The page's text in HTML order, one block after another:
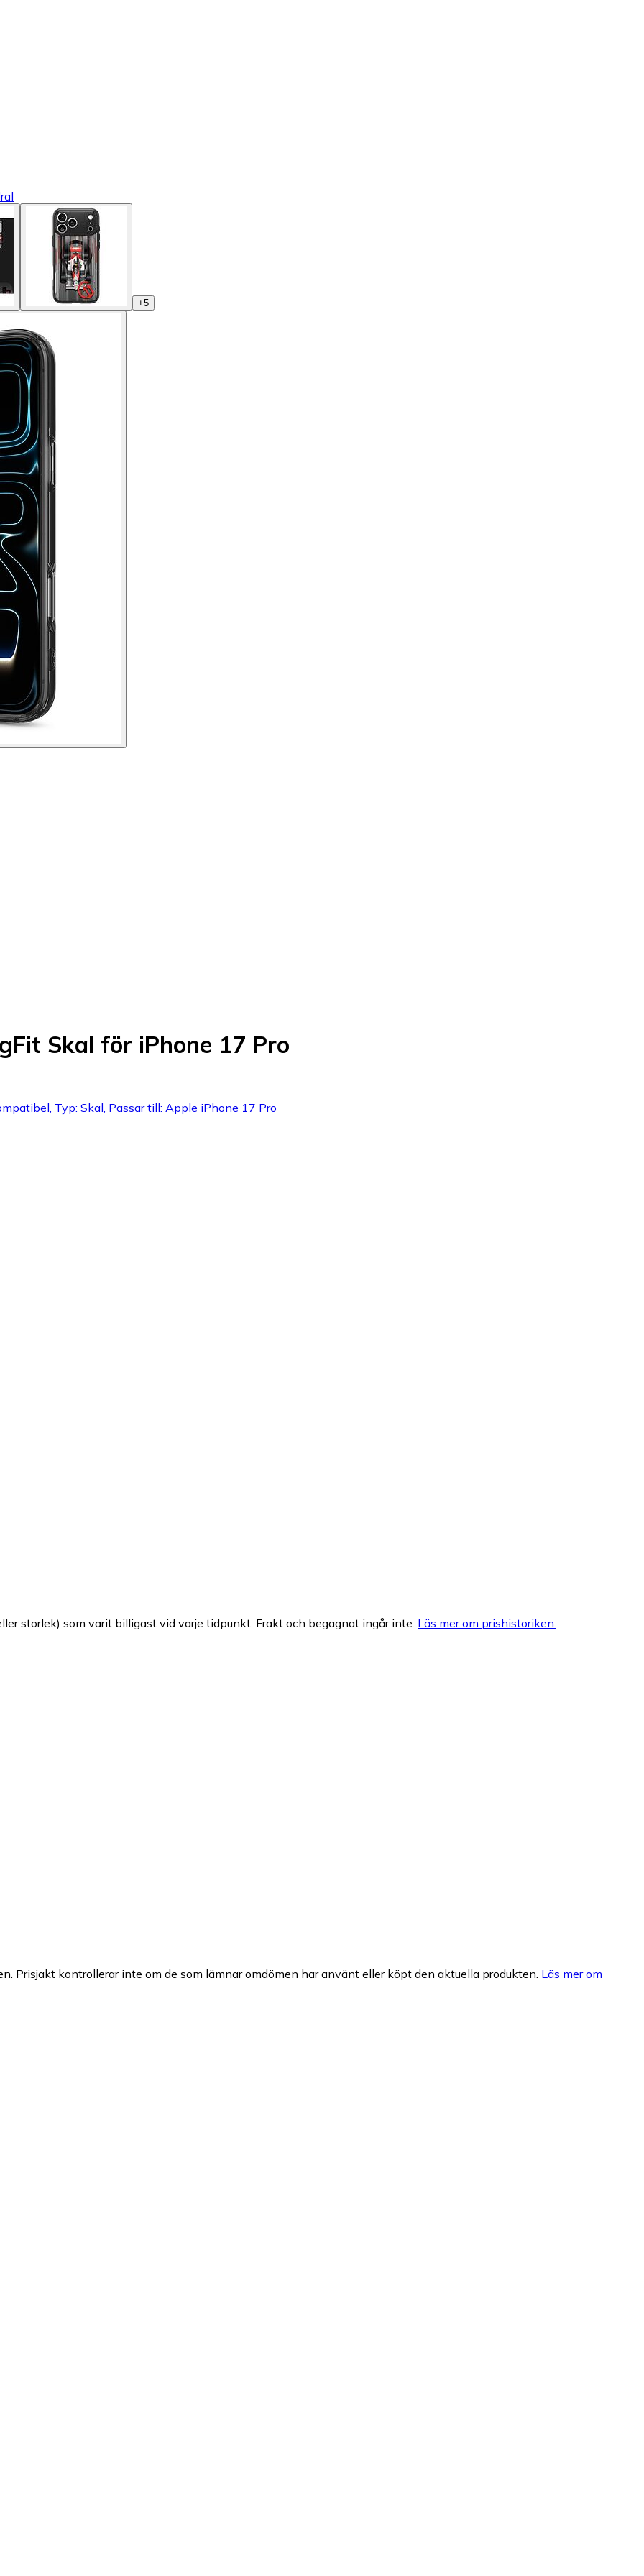
+5
Skal för iPhone 17 Pro
Typ: Skal, Passar till: Apple iPhone 17 Pro
storlek) som varit billigast vid varje tidpunkt. Frakt och begagnat ingår inte. Läs mer om prishistoriken.
Prisjakt kontrollerar inte om de som lämnar omdömen har använt eller köpt den aktuella produkten. Läs mer om